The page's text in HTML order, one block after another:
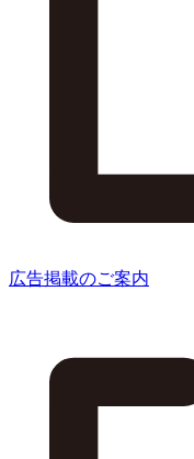
広告掲載のご案内